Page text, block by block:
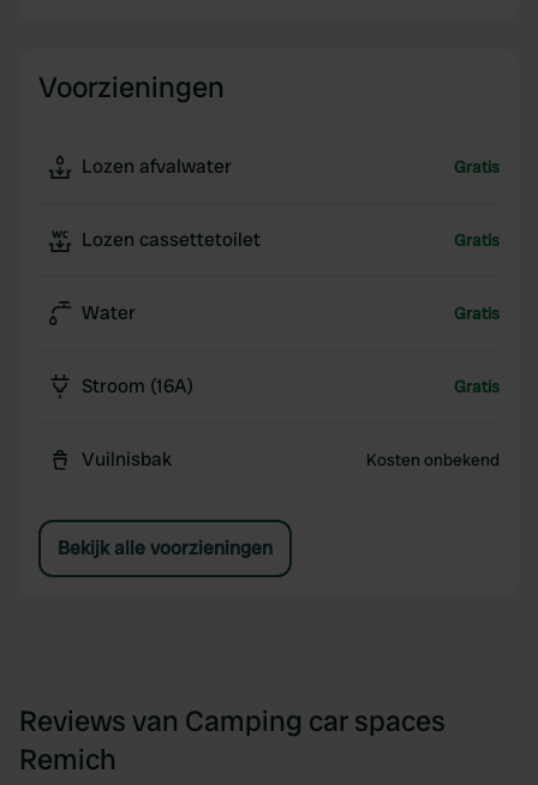
Voorzieningen
Lozen afvalwater Gratis
Lozen cassettetoilet Gratis
Water Gratis
Stroom (16A) Gratis
Vuilnisbak Kosten onbekend
Bekijk alle voorzieningen
Reviews van Camping car spaces
Remich